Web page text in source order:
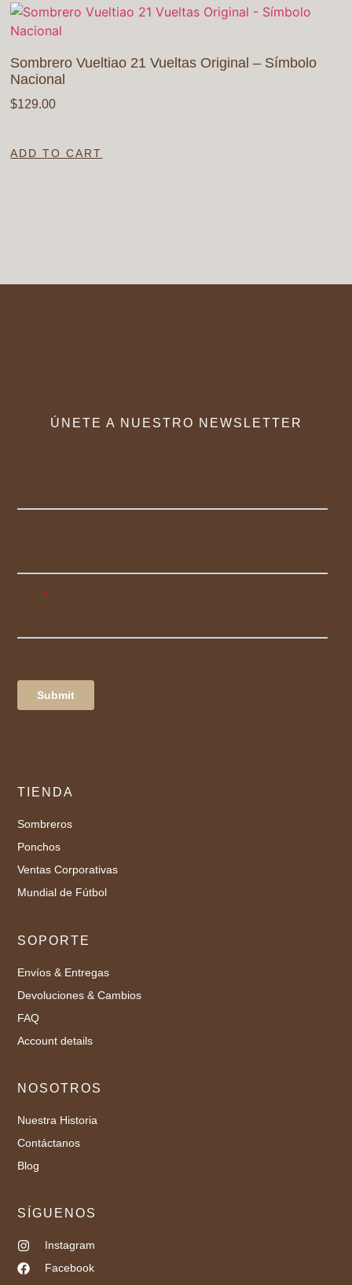
Sombrero Vueltiao 21 Vueltas Original – Símbolo
Nacional
$129.00
ADD TO CART
ÚNETE A NUESTRO NEWSLETTER
TIENDA
Sombreros
Ponchos
Ventas Corporativas
Mundial de Fútbol
SOPORTE
Envíos & Entregas
Devoluciones & Cambios
FAQ
Account details
NOSOTROS
Nuestra Historia
Contáctanos
Blog
SÍGUENOS
Instagram
Facebook